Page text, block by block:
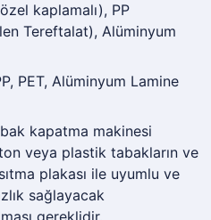
kaplamalı), PP
Tereftalat), Alüminyum
PET, Alüminyum Lamine
kapatma makinesi
veya plastik tabakların ve
plakası ile uyumlu ve
sağlayacak
gereklidir.